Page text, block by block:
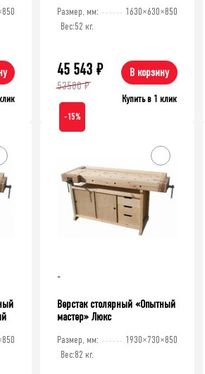
ХИТ!
39 335 ₽
Верстак TNC 121.17.1-1
Размер, мм:
1630×630×850
Вес:52 кг.
45 543 ₽
53580 ₽
В корзину
Купить в 1 клик
-15%
-
Верстак столярный «Опытный
мастер» Люкс
Размер, мм:
1930×730×850
Вес:82 кг.